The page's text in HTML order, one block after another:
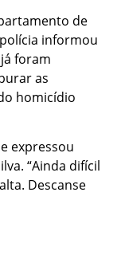
de
polícia informou
foram
as
homicídio
expressou
“Ainda difícil
Descanse